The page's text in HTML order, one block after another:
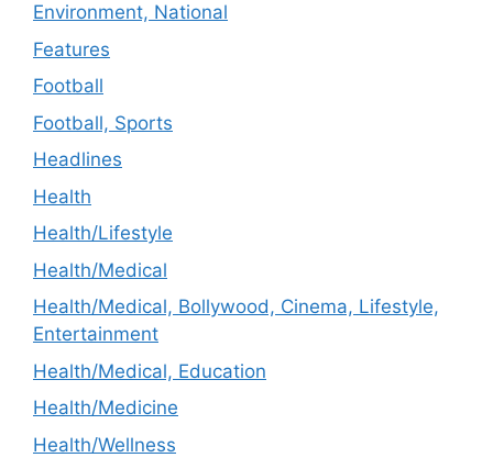
Environment, National
Features
Football
Football, Sports
Headlines
Health
Health/Lifestyle
Health/Medical
Health/Medical, Bollywood, Cinema, Lifestyle,
Entertainment
Health/Medical, Education
Health/Medicine
Health/Wellness